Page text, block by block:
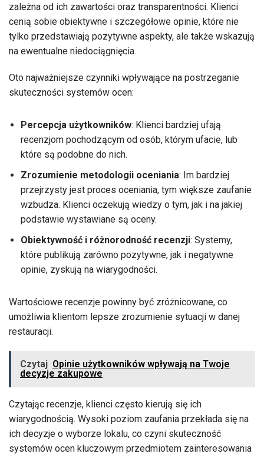
zależna od ich zawartości oraz transparentności. Klienci
cenią sobie obiektywne i szczegółowe opinie, które nie
tylko przedstawiają pozytywne aspekty, ale także wskazują
na ewentualne niedociągnięcia.
Oto najważniejsze czynniki wpływające na postrzeganie
skuteczności systemów ocen:
Percepcja użytkowników: Klienci bardziej ufają
recenzjom pochodzącym od osób, którym ufacie, lub
które są podobne do nich.
Zrozumienie metodologii oceniania: Im bardziej
przejrzysty jest proces oceniania, tym większe zaufanie
wzbudza. Klienci oczekują wiedzy o tym, jak i na jakiej
podstawie wystawiane są oceny.
Obiektywność i różnorodność recenzji: Systemy,
które publikują zarówno pozytywne, jak i negatywne
opinie, zyskują na wiarygodności.
Wartościowe recenzje powinny być zróżnicowane, co
umożliwia klientom lepsze zrozumienie sytuacji w danej
restauracji.
Czytaj Opinie użytkowników wpływają na Twoje
decyzje zakupowe
Czytając recenzje, klienci często kierują się ich
wiarygodnością. Wysoki poziom zaufania przekłada się na
ich decyzje o wyborze lokalu, co czyni skuteczność
systemów ocen kluczowym przedmiotem zainteresowania